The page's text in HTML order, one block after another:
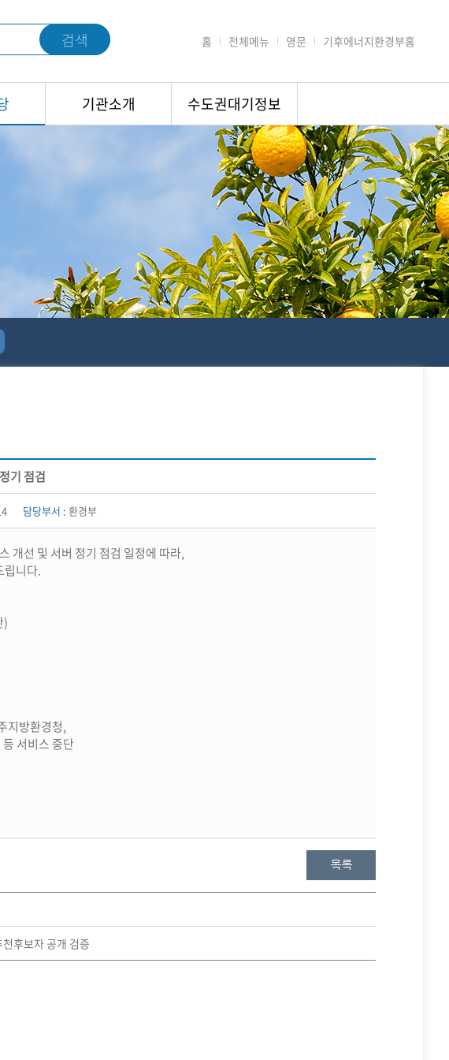
검색 홈 전체메뉴 영문 기후에너지환경부홈
기관소개 수도권대기정보
기 점검
담당부서 : 환경부
개선 및 서버 정기 점검 일정에 따라,
립니다.
)
지방환경청,
서비스 중단
후보자 공개 검증